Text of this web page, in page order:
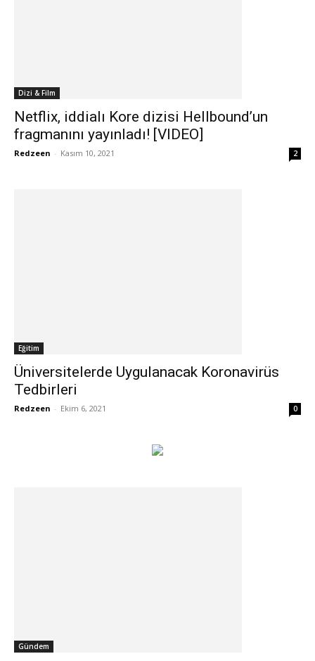
Dizi & Film
Netflix, iddialı Kore dizisi Hellbound’un
fragmanını yayınladı! [VIDEO]
Redzeen - Kasım 10, 2021 2
Eğitim
Üniversitelerde Uygulanacak Koronavirüs
Tedbirleri
Redzeen - Ekim 6, 2021 0
Gündem